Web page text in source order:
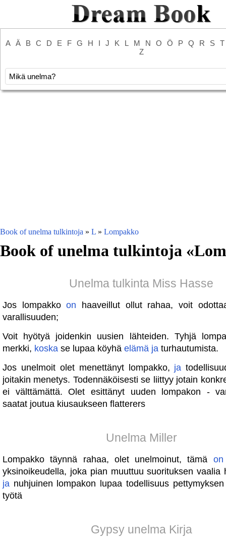
A Ä B C D E F G H I J K L M N O Ö P Q R S
T
Z
Book of unelma tulkintoja » L » Lompakko
Book of unelma tulkintoja «
Unelma tulkinta Miss Hasse
Jos lompakkoon haaveillut ollut rahaa, voit
varallisuuden;
Voit hyötyä joidenkin uusien lähteiden. Tyhjä
merkki, koska se lupaa köyhä elämä ja turhautumista.
Jos unelmoit olet menettänyt lompakko, ja
joitakin menetys. Todennäköisesti se liittyy jotain
ei välttämättä. Olet esittänyt uuden lompakon -
saatat joutua kiusaukseen flatterers
Unelma Miller
Lompakko täynnä rahaa, olet unelmoinut, tämä on
yksinoikeudella, joka pian muuttuu suorituksen vaalia
ja nuhjuinen lompakon lupaa todellisuus
työtä
Gypsy unelma Kirja